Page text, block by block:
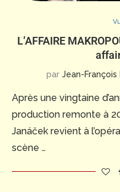
L’AFFAIRE
par Jean-
Après une vingtaine
production remonte à
Janáček revient à
scène …